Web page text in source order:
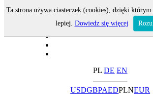
PL DE EN
USDGBPAEDPLNEUR
Ta strona używa ciasteczek (cookies), dzięki którym
lepiej. Dowiedz się więcej